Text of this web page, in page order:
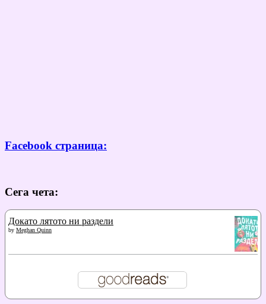
Facebook страница:
Сега чета:
Докато лятото ни раздели
by Meghan Quinn